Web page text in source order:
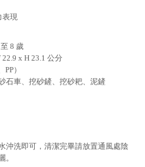
表現
8 歲
x H 23.1 公分
）
石車、挖砂鏟、挖砂耙、泥鏟
沖洗即可，清潔完畢請放置通風處陰
。